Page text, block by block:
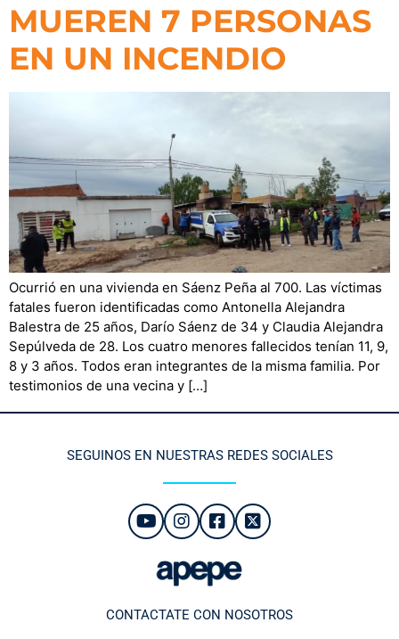
MUEREN 7 PERSONAS
EN UN INCENDIO
Ocurrió en una vivienda en Sáenz Peña al 700. Las víctimas
fatales fueron identificadas como Antonella Alejandra
Balestra de 25 años, Darío Sáenz de 34 y Claudia Alejandra
Sepúlveda de 28. Los cuatro menores fallecidos tenían 11, 9,
8 y 3 años. Todos eran integrantes de la misma familia. Por
testimonios de una vecina y […]
SEGUINOS EN NUESTRAS REDES SOCIALES
CONTACTATE CON NOSOTROS